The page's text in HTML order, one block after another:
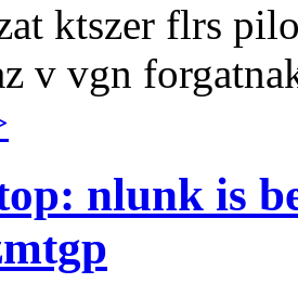
ktszer flrs
v vgn
nlunk is